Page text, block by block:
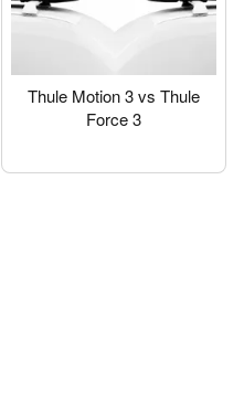
Thule Motion 3 vs Thule
Force 3